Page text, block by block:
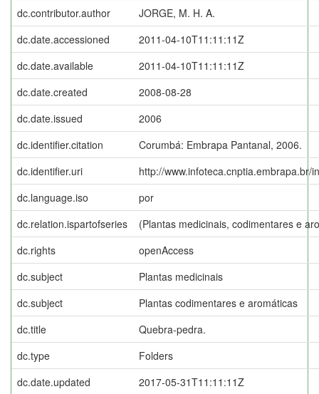
dc.contributor.author
JORGE, M. H. A.
dc.date.accessioned
2011-04-10T11:11:11Z
dc.date.available
2011-04-10T11:11:11Z
dc.date.created
2008-08-28
dc.date.issued
2006
dc.identifier.citation
Corumbá: Embrapa Pantanal, 2006.
dc.identifier.uri
http://www.infoteca.cnptia.embrapa.br/
dc.language.iso
por
dc.relation.ispartofseries
(Plantas medicinais, codimentares e
dc.rights
openAccess
dc.subject
Plantas medicinais
dc.subject
Plantas codimentares e aromáticas
dc.title
Quebra-pedra.
dc.type
Folders
dc.date.updated
2017-05-31T11:11:11Z